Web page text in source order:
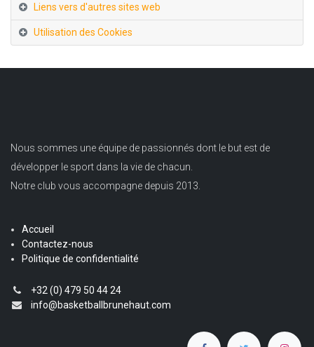
Liens vers d'autres sites web
Utilisation des Cookies
Nous sommes une équipe de passionnés dont le but est de
développer le sport dans la vie de chacun.
Notre club vous accompagne depuis 2013.
Accueil
Contactez-nous
Politique de confidentialité
+32 (0) 479 50 44 24
info@basketballbrunehaut.com